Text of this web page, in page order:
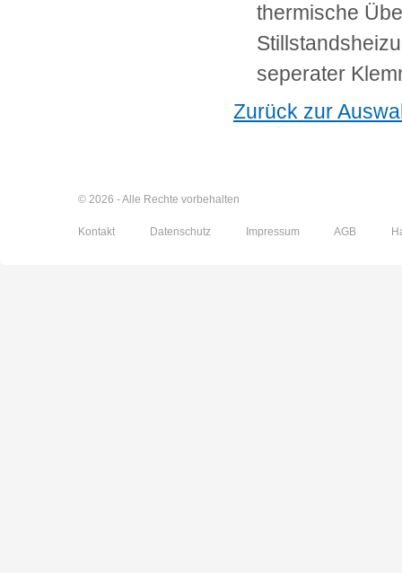
thermische
seperater
Zurück zur
© 2026 - Alle Rechte vorbehalten
Kontakt Datenschutz Impressum AGB